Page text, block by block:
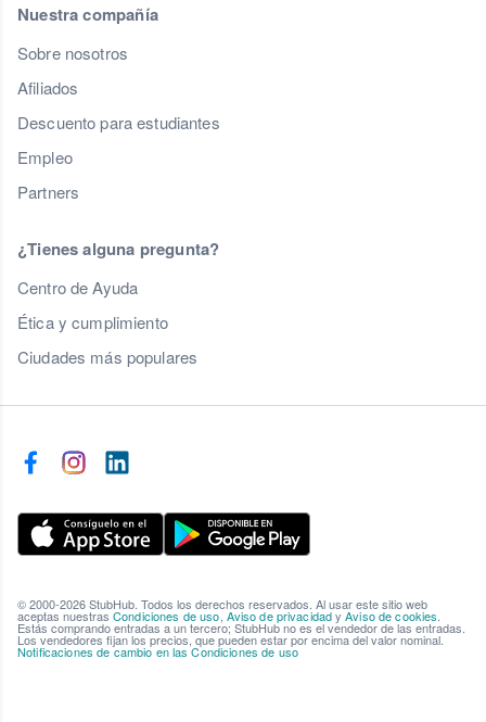
Nuestra compañía
Sobre nosotros
Afiliados
Descuento para estudiantes
Empleo
Partners
¿Tienes alguna pregunta?
Centro de Ayuda
Ética y cumplimiento
Ciudades más populares
© 2000-2026 StubHub. Todos los derechos reservados. Al usar este sitio web
aceptas nuestrasCondiciones de uso,Aviso de privacidadyAviso de cookies
Estás comprando entradas a un tercero; StubHub no es el vendedor de las entradas.
Los vendedores fijan los precios, que pueden estar por encima del valor nominal.
Notificaciones de cambio en las Condiciones de uso